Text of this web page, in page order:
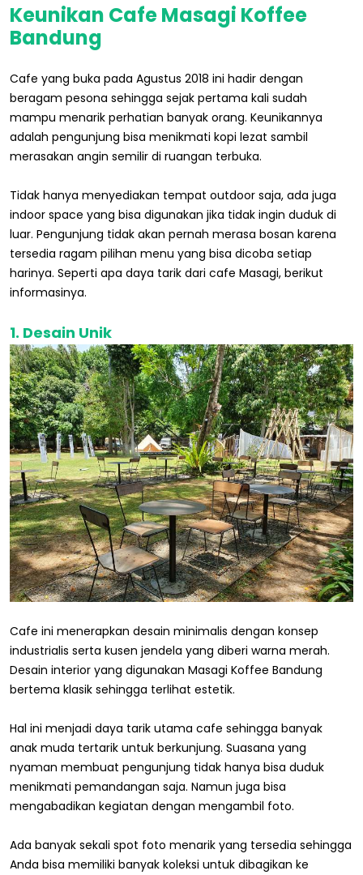
Keunikan Cafe Masagi Koffee
Bandung
Cafe yang buka pada Agustus 2018 ini hadir dengan
beragam pesona sehingga sejak pertama kali sudah
mampu menarik perhatian banyak orang. Keunikannya
adalah pengunjung bisa menikmati kopi lezat sambil
merasakan angin semilir di ruangan terbuka.
Tidak hanya menyediakan tempat outdoor saja, ada juga
indoor space yang bisa digunakan jika tidak ingin duduk di
luar. Pengunjung tidak akan pernah merasa bosan karena
tersedia ragam pilihan menu yang bisa dicoba setiap
harinya. Seperti apa daya tarik dari cafe Masagi, berikut
informasinya.
1. Desain Unik
Cafe ini menerapkan desain minimalis dengan konsep
industrialis serta kusen jendela yang diberi warna merah.
Desain interior yang digunakan Masagi Koffee Bandung
bertema klasik sehingga terlihat estetik.
Hal ini menjadi daya tarik utama cafe sehingga banyak
anak muda tertarik untuk berkunjung. Suasana yang
nyaman membuat pengunjung tidak hanya bisa duduk
menikmati pemandangan saja. Namun juga bisa
mengabadikan kegiatan dengan mengambil foto.
Ada banyak sekali spot foto menarik yang tersedia sehingga
Anda bisa memiliki banyak koleksi untuk dibagikan ke